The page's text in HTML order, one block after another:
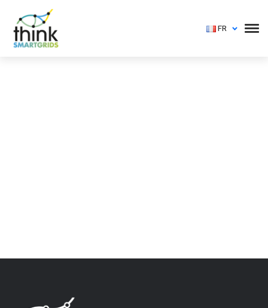
FR
Vous devez vous identifier pour voir cet événement